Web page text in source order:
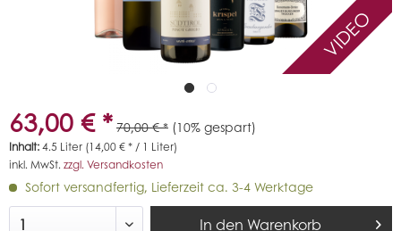
VIDEO
63,00 € * 70,00 € * (10% gespart)
Inhalt:4.5 Liter (14,00 € * / 1 Liter)
inkl. MwSt. zzgl. Versandkosten
Sofort versandfertig, Lieferzeit ca. 3-4 Werktage
In den Warenkorb